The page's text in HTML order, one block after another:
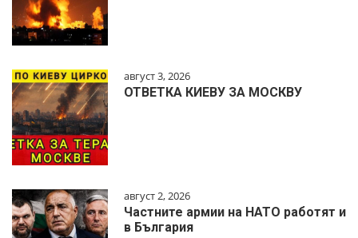
август 3, 2026
ОТВЕТКА КИЕВУ ЗА МОСКВУ
август 2, 2026
Частните армии на НАТО работят и
в България